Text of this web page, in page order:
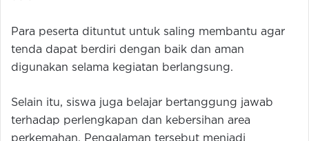
Para peserta dituntut untuk saling membantu agar
tenda dapat berdiri dengan baik dan aman
digunakan selama kegiatan berlangsung.
Selain itu, siswa juga belajar bertanggung jawab
terhadap perlengkapan dan kebersihan area
perkemahan. Pengalaman tersebut menjadi